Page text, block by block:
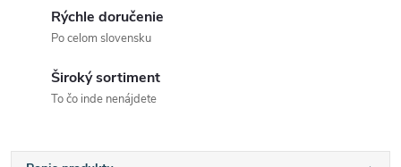
Rýchle doručenie
Po celom slovensku
Široký sortiment
To čo inde nenájdete